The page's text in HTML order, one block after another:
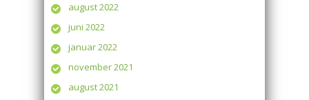
august 2022
juni 2022
januar 2022
november 2021
august 2021